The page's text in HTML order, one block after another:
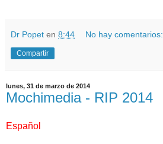
Dr Popet en 8:44 No hay comentarios:
Compartir
lunes, 31 de marzo de 2014
Mochimedia - RIP 2014
Español